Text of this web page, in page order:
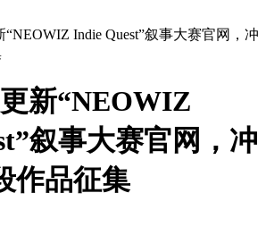
Indie Quest”叙事大赛官网，冲
新“NEOWIZ
叙事大赛官网，冲
作品征集